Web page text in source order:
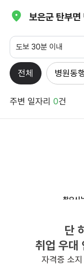
보은군 탄부면
도보 30분 이내
전체 병원동
주변 일자리 0건
찾으시
반경
단
취업 우대
자격증 소